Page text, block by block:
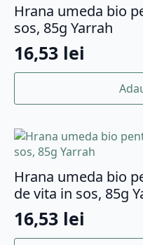
Hrana umeda bio
sos, 85g Yarrah
16,53 lei
Hrana umeda bio
de vita in sos, 85g
16,53 lei